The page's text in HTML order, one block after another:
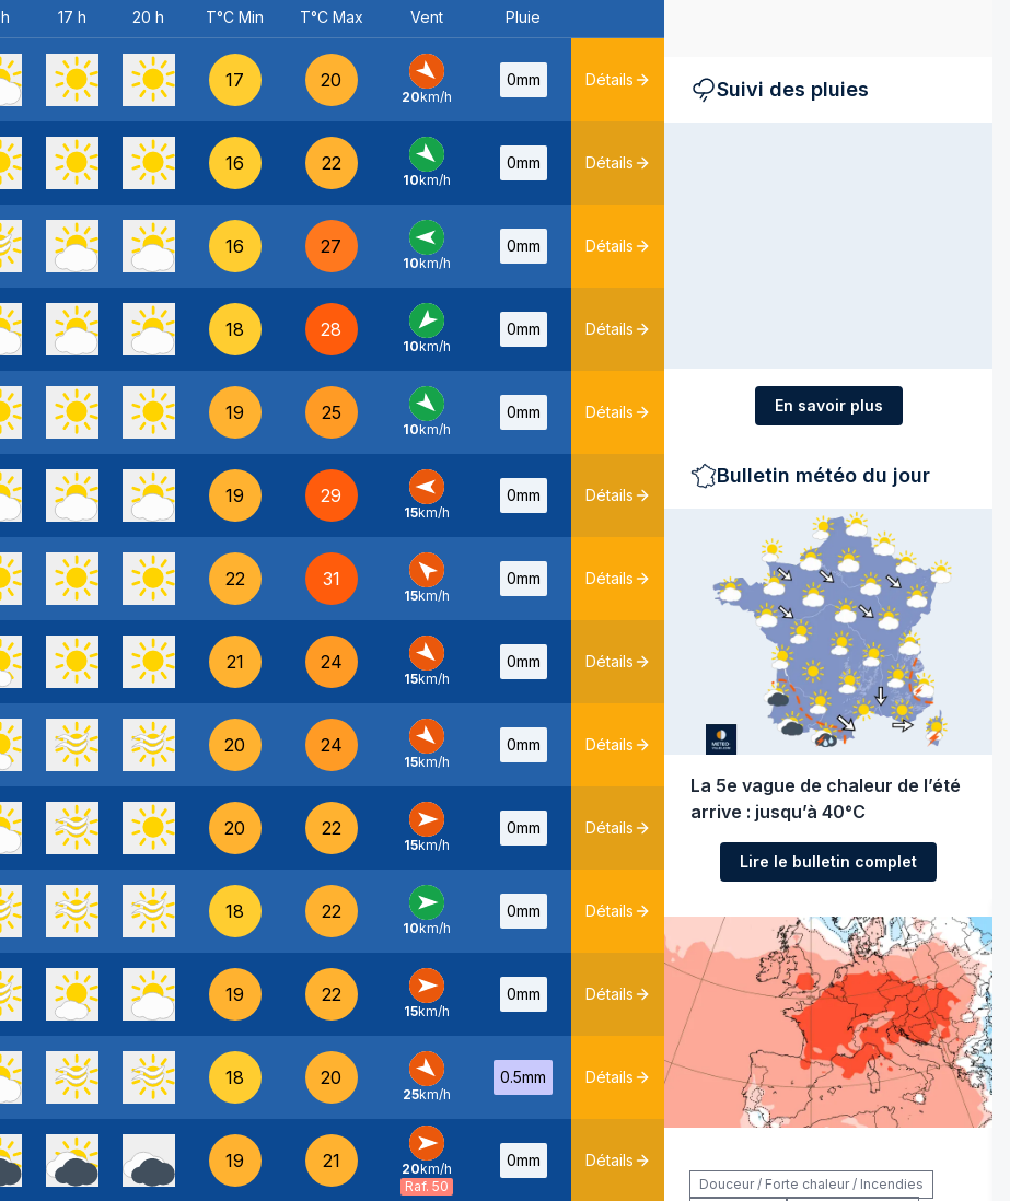
17 h 20 h T°C Min T°C Max Vent Pluie
17 20
NO -
20km/h
0mm Détails
16 22
NO -
10km/h
0mm Détails
16 27
E -
10km/h
0mm Détails
18 28
NE -
10km/h
0mm Détails
19 25
NO -
10km/h
0mm Détails
19 29
E -
15km/h
0mm Détails
22 31
SE -
15km/h
0mm Détails
21 24
NO
15km/h
0mm Détails
20 24
NO
15km/h
0mm Détails
20 22
O -
15km/h
0mm Détails
18 22
O -
10km/h
0mm Détails
19 22
O -
15km/h
0mm Détails
18 20
NO -
25km/h
0.5mm Détails
19 21
O -
20km/h
Raf. 50
0mm Détails
Suivi des pluies
En savoir plus
Bulletin météo du jour
La 5e vague de chaleur de l’été
arrive : jusqu’à 40°C
Lire le bulletin complet
Douceur / Forte chaleur / Incendies